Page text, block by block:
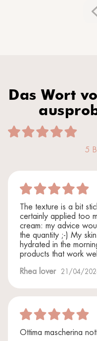
Das Wort
5
The texture is a bit
certainly applied too
cream: my advice
the quantity ;-) My
hydrated in the
products that work
Rhea lover 21/04/
Ottima mascherina